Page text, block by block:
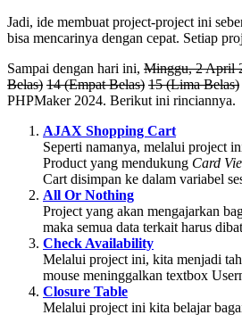
Jadi, ide membuat project-project ini
bisa mencarinya dengan cepat. Setiap
Sampai dengan hari ini, Minggu, 2 April
Belas) 14 (Empat Belas) 15 (Lima Belas)
PHPMaker 2024. Berikut ini rinciannya.
AJAX Shopping Cart
Seperti namanya, melalui project
Product yang mendukung Card
Cart disimpan ke dalam variabel
All Or Nothing
Project yang akan mengajarkan
maka semua data terkait harus
Check Availability
Melalui project ini, kita menjadi
mouse meninggalkan textbox
Closure Table
Melalui project ini kita belajar